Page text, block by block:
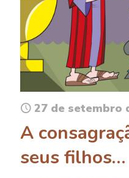
27 de setembro
A
seus filhos…